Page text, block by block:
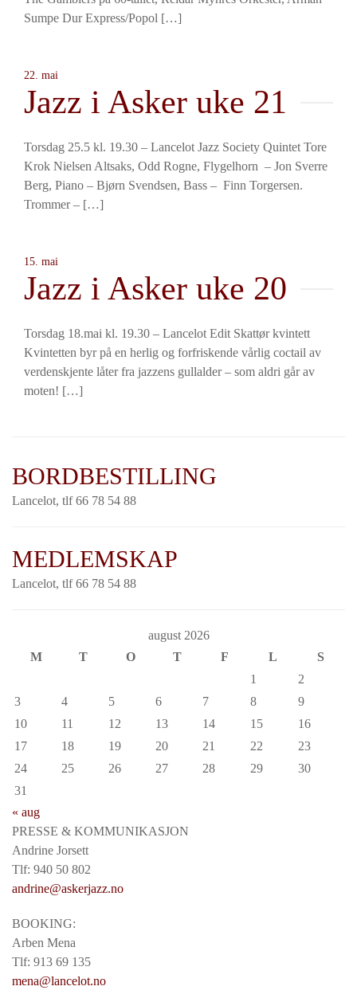
Sumpe Dur Express/Popol […]
22. mai
Jazz i Asker uke 21
Torsdag 25.5 kl. 19.30 – Lancelot Jazz Society Quintet Tore
Krok Nielsen Altsaks, Odd Rogne, Flygelhorn – Jon Sverre
Berg, Piano – Bjørn Svendsen, Bass – Finn Torgersen.
Trommer – […]
15. mai
Jazz i Asker uke 20
Torsdag 18.mai kl. 19.30 – Lancelot Edit Skattør kvintett
Kvintetten byr på en herlig og forfriskende vårlig coctail av
verdenskjente låter fra jazzens gullalder – som aldri går av
moten! […]
BORDBESTILLING
Lancelot, tlf 66 78 54 88
MEDLEMSKAP
Lancelot, tlf 66 78 54 88
august 2026
M
T O T F L
S
1
2
3
4 5 6 7 8
9
10
11 12 13 14 15
16
17
18 19 20 21 22
23
24
25 26 27 28 29
30
31
« aug
PRESSE & KOMMUNIKASJON
Andrine Jorsett
Tlf: 940 50 802
andrine@askerjazz.no
BOOKING:
Arben Mena
Tlf: 913 69 135
mena@lancelot.no